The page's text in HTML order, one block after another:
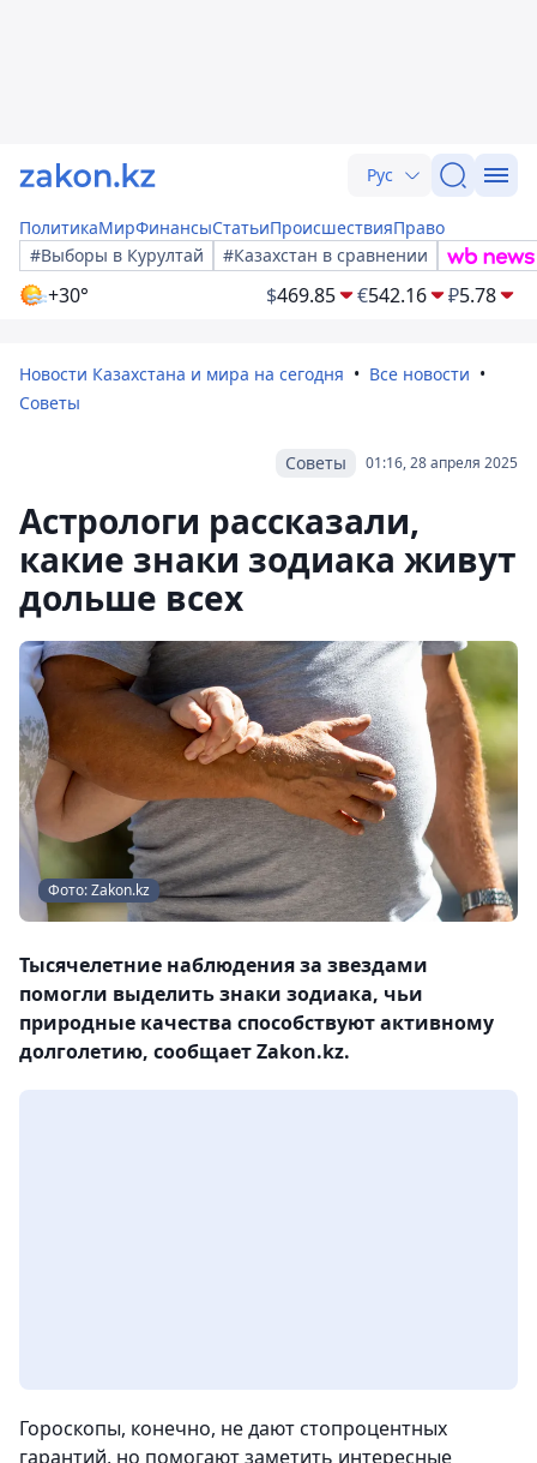
Рус
ПолитикаМирФинансыСтатьиПроисшествияПраво
#Выборы в Курултай
#Казахстан в сравнении
+30° $469.85 €542.16 ₽5.78
Новости Казахстана и мира на сегодня
Все новости
Советы
01:16, 28 апреля 2025
Советы
Астрологи рассказали,
какие знаки зодиака живут
дольше всех
Фото: Zakon.kz
Тысячелетние наблюдения за звездами
помогли выделить знаки зодиака, чьи
природные качества способствуют активному
долголетию, сообщает Zakon.kz.
Гороскопы, конечно, не дают стопроцентных
гарантий, но помогают заметить интересные